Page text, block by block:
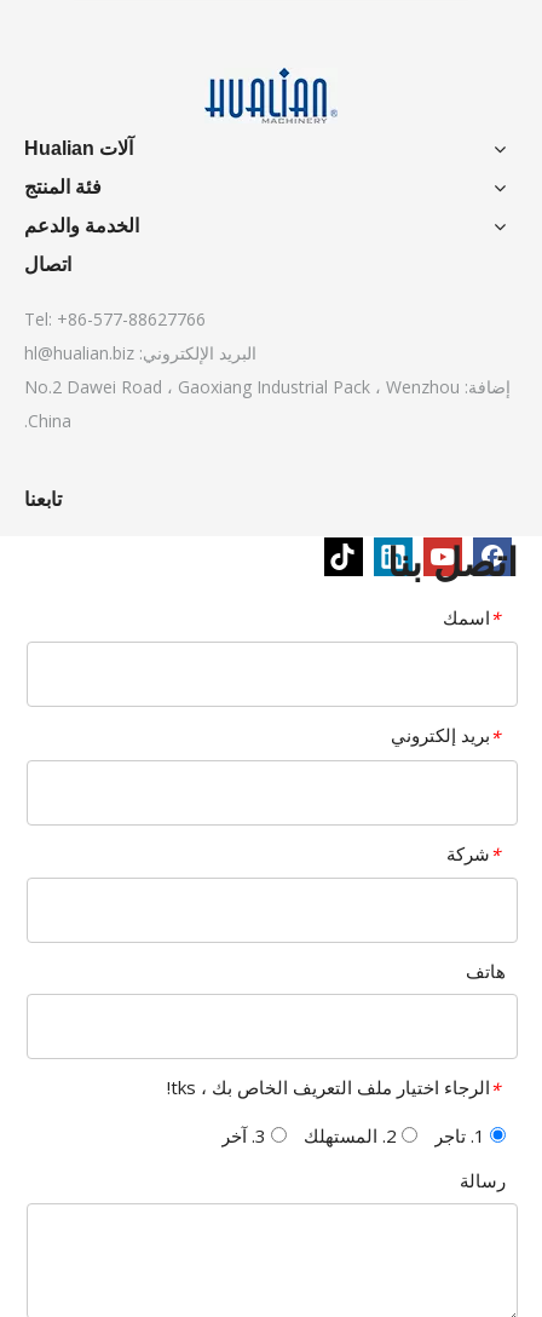
آلات Hualian
فئة المنتج
الخدمة والدعم
اتصال
Tel: +86-577-88627766
البريد الإلكتروني: hl@hualian.biz
إضافة: No.2 Dawei Road ، Gaoxiang Industrial Pack ، Wenzhou
China.
تابعنا
اتصل بنا
*اسمك
*بريد إلكتروني
*شركة
هاتف
*الرجاء اختيار ملف التعريف الخاص بك ، tks!
رسالة